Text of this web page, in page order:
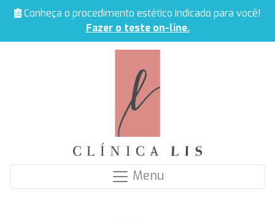
Conheça o procedimento estético indicado para você!
Fazer o teste on-line.
Menu